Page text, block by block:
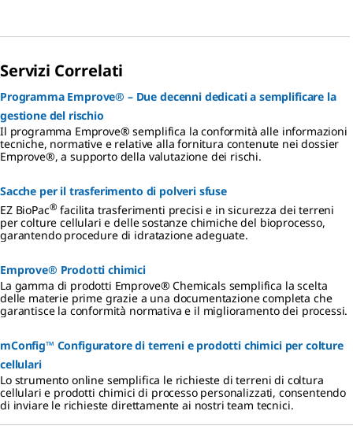
Servizi Correlati
Programma Emprove® – Due decenni dedicati a semplificare la
gestione del rischio
Il programma Emprove® semplifica la conformità alle informazioni
tecniche, normative e relative alla fornitura contenute nei dossier
Emprove®, a supporto della valutazione dei rischi.
Sacche per il trasferimento di polveri sfuse
EZ BioPac® facilita trasferimenti precisi e in sicurezza dei terreni
per colture cellulari e delle sostanze chimiche del bioprocesso,
garantendo procedure di idratazione adeguate.
Emprove® Prodotti chimici
La gamma di prodotti Emprove® Chemicals semplifica la scelta
delle materie prime grazie a una documentazione completa che
garantisce la conformità normativa e il miglioramento dei processi.
mConfig™ Configuratore di terreni e prodotti chimici per colture
cellulari
Lo strumento online semplifica le richieste di terreni di coltura
cellulari e prodotti chimici di processo personalizzati, consentendo
di inviare le richieste direttamente ai nostri team tecnici.